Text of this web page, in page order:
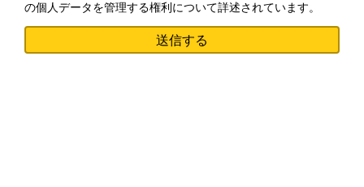
の個人データを管理する権利について詳述されています。